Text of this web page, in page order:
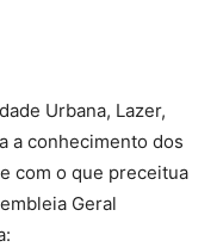
Urbana, Lazer,
a conhecimento dos
com o que preceitua
Geral